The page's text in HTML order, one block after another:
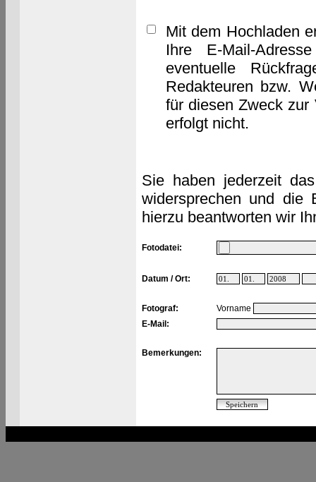
Mit dem Hochladen
Ihre E-Mail-
eventuelle
Redakteuren bzw.
für diesen Zweck zur
erfolgt nicht.
Sie haben jederzeit
widersprechen und die
hierzu beantworten wir
Fotodatei:
Datum / Ort:
Fotograf:
Vorname
E-Mail:
Bemerkungen: